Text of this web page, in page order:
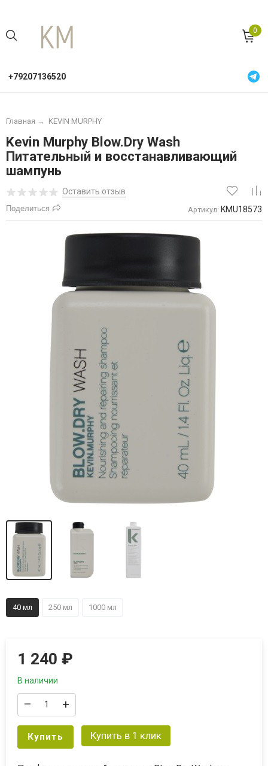
0
+79207136520
Главная → KEVIN MURPHY
Kevin Murphy Blow.Dry Wash
Питательный и восстанавливающий
шампунь
Оставить отзыв
Поделиться Артикул: KMU18573
40 мл 250 мл 1000 мл
1 240₽
В наличии
– +
Купить Купить в 1 клик